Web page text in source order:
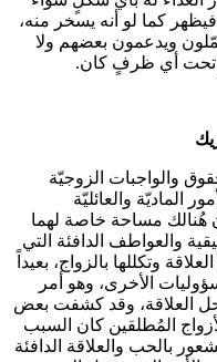
كما لو أنه يسخر منه،
ويدعمون بعضهم ولا
تحت أي ظرفٍ كان.
والواجبات الزوجيّة
الماديّة والعائليّة
مساحة خاصة لهما
والعواطف الدافئة التي
وتكللها بالزواج، بعيداً
الأخرى، وهو أمر
العلاقة، وقد كشفت بعض
بأن نسبة 47% من الأزواج المُطلقين كان السبب
بالحب والعلاقة الدافئة